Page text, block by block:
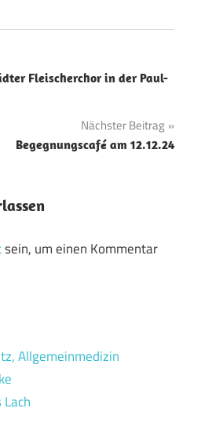
Fleischerchor in der Paul-
Nächster Beitrag
Begegnungscafé am 12.12.24
sein, um einen Kommentar
Allgemeinmedizin